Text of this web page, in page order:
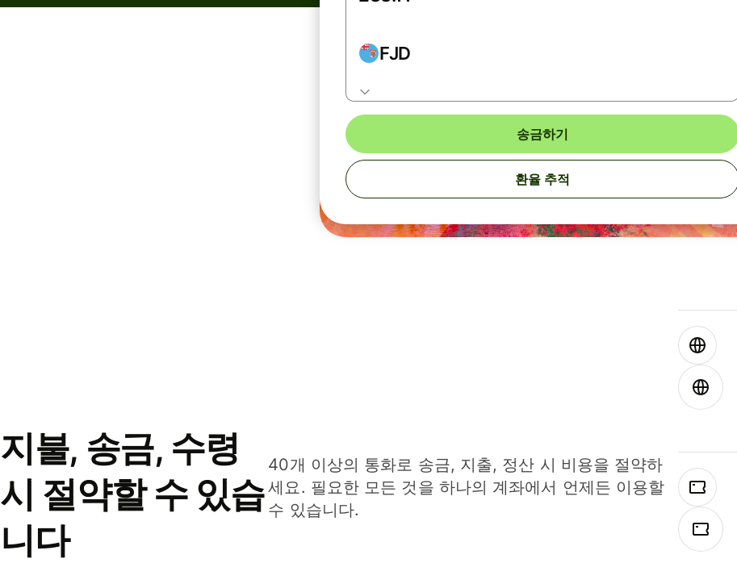
FJD
송금하기
환율 추적
지불, 송금, 수령
시 절약할 수 있습
니다
40개 이상의 통화로 송금, 지출, 정산 시 비용을 절약하
세요. 필요한 모든 것을 하나의 계좌에서 언제든 이용할
수 있습니다.